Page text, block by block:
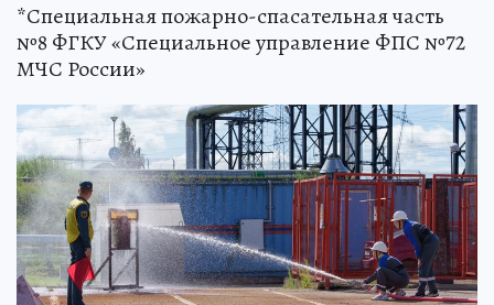
*Специальная пожарно-спасательная часть
№8 ФГКУ «Специальное управление ФПС №72
МЧС России»